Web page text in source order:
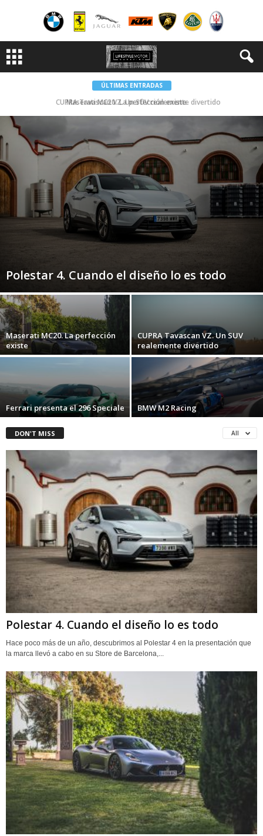
ÚLTIMAS ENTRADAS
CUPRA Tavascan VZ. Un SUV realemente divertido
Polestar 4. Cuando el diseño lo es todo
Maserati MC20. La perfección
existe
CUPRA Tavascan VZ. Un SUV
realemente divertido
Ferrari presenta el 296 Speciale BMW M2 Racing
DON'T MISS All
Polestar 4. Cuando el diseño lo es todo
Hace poco más de un año, descubrimos al Polestar 4 en la presentación que
la marca llevó a cabo en su Store de Barcelona,...